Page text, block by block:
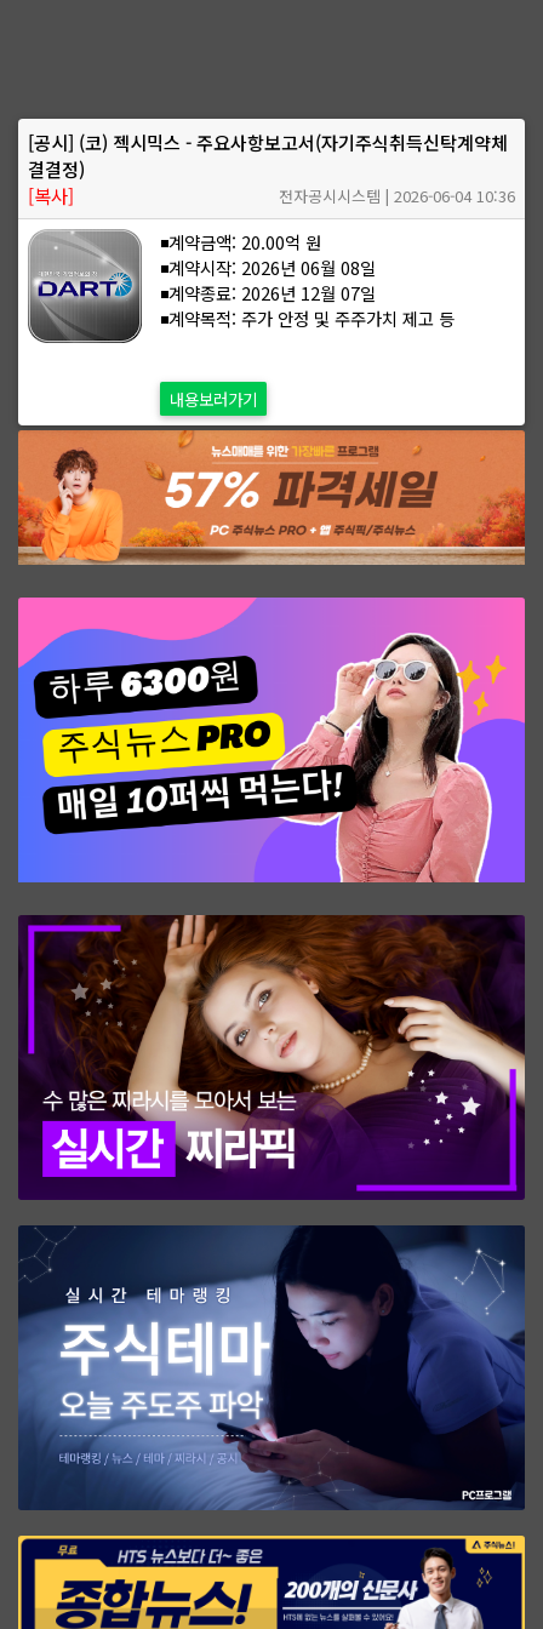
[공시] (코) 젝시믹스 - 주요사항보고서(자기주식취득신탁계약체
결결정)
[복사]
전자공시시스템 | 2026-06-04 10:36
◾계약금액: 20.00억 원
◾계약시작: 2026년 06월 08일
◾계약종료: 2026년 12월 07일
◾계약목적: 주가 안정 및 주주가치 제고 등
내용보러가기